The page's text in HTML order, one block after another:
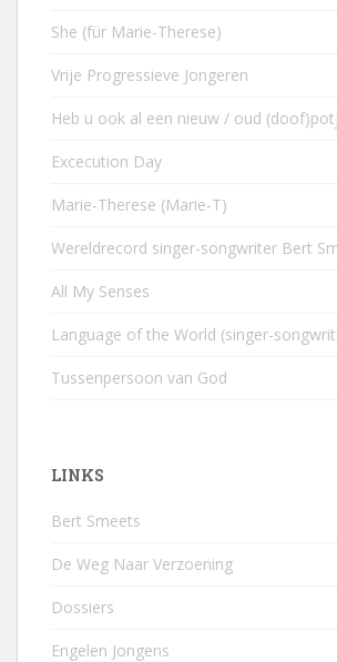
She (für Marie-Therese)
Vrije Progressieve Jongeren
Heb u ook al een nieuw / oud
Excecution Day
Marie-Therese (Marie-T)
Wereldrecord singer-songwriter Bert
All My Senses
Language of the World (singer-
Tussenpersoon van God
LINKS
Bert Smeets
De Weg Naar Verzoening
Dossiers
Engelen Jongens